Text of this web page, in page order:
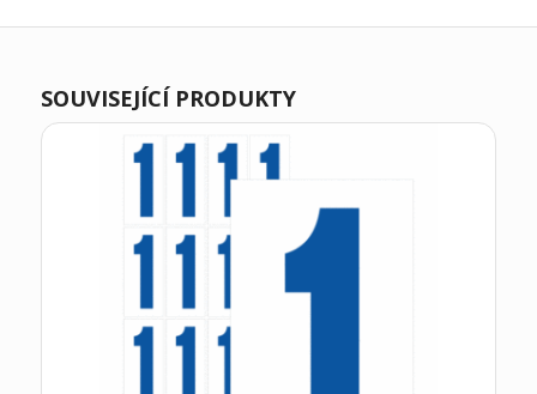
SOUVISEJÍCÍ PRODUKTY